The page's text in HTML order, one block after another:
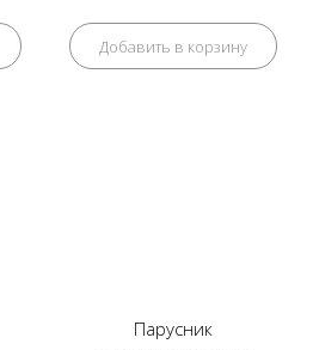
Добавить в корзину
Парусник